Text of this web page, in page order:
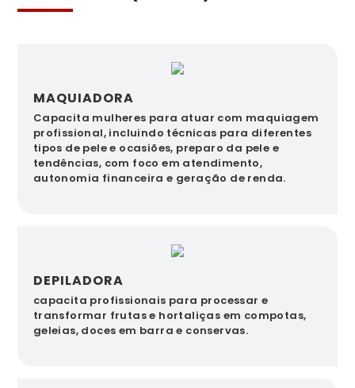
MAQUIADORA
Capacita mulheres para atuar com maquiagem
profissional, incluindo técnicas para diferentes
tipos de pele e ocasiões, preparo da pele e
tendências, com foco em atendimento,
autonomia financeira e geração de renda.
DEPILADORA
capacita profissionais para processar e
transformar frutas e hortaliças em compotas,
geleias, doces em barra e conservas.